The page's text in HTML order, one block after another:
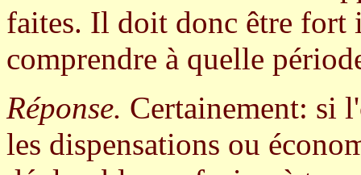
faites. Il doit donc être fort
comprendre à quelle
Réponse. Certainement: si
les dispensations ou